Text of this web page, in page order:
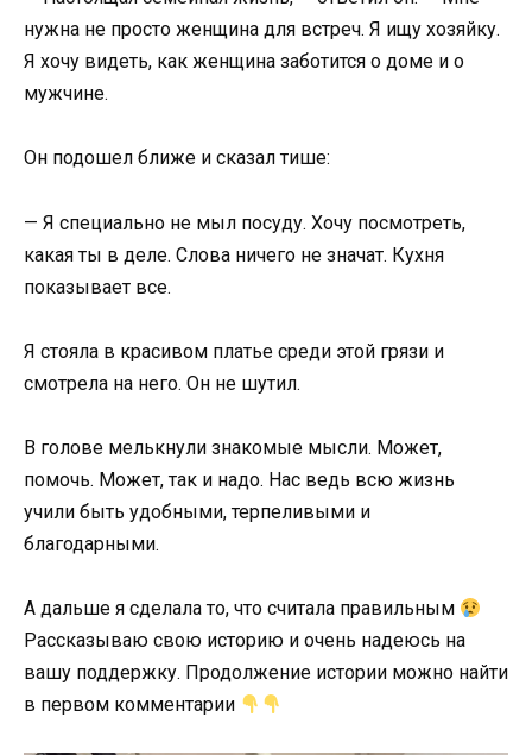
нужна не просто женщина для встреч. Я ищу хозяйку.
Я хочу видеть, как женщина заботится о доме и о
мужчине.
Он подошел ближе и сказал тише:
— Я специально не мыл посуду. Хочу посмотреть,
какая ты в деле. Слова ничего не значат. Кухня
показывает все.
Я стояла в красивом платье среди этой грязи и
смотрела на него. Он не шутил.
В голове мелькнули знакомые мысли. Может,
помочь. Может, так и надо. Нас ведь всю жизнь
учили быть удобными, терпеливыми и
благодарными.
А дальше я сделала то, что считала правильным
Рассказываю свою историю и очень надеюсь на
вашу поддержку. Продолжение истории можно найти
в первом комментарии